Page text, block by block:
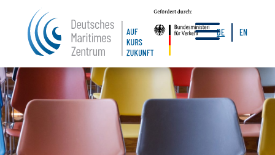
a
DE EN